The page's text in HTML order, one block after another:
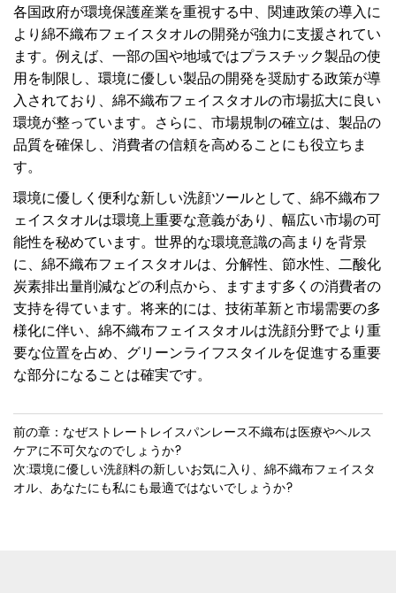
各国政府が環境保護産業を重視する中、関連政策の導入に
より綿不織布フェイスタオルの開発が強力に支援されてい
ます。例えば、一部の国や地域ではプラスチック製品の使
用を制限し、環境に優しい製品の開発を奨励する政策が導
入されており、綿不織布フェイスタオルの市場拡大に良い
環境が整っています。さらに、市場規制の確立は、製品の
品質を確保し、消費者の信頼を高めることにも役立ちま
す。
環境に優しく便利な新しい洗顔ツールとして、綿不織布フ
ェイスタオルは環境上重要な意義があり、幅広い市場の可
能性を秘めています。世界的な環境意識の高まりを背景
に、綿不織布フェイスタオルは、分解性、節水性、二酸化
炭素排出量削減などの利点から、ますます多くの消費者の
支持を得ています。将来的には、技術革新と市場需要の多
様化に伴い、綿不織布フェイスタオルは洗顔分野でより重
要な位置を占め、グリーンライフスタイルを促進する重要
な部分になることは確実です。
前の章：なぜストレートレイスパンレース不織布は医療やヘルス
ケアに不可欠なのでしょうか?
次:環境に優しい洗顔料の新しいお気に入り、綿不織布フェイスタ
オル、あなたにも私にも最適ではないでしょうか?